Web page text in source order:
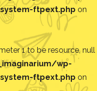
ftpext.php on
1 to be resource, null
wp-
ftpext.php on